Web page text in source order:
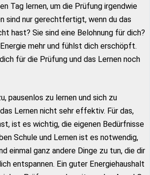
Tag lernen, um die Prüfung irgendwie
sind nur gerechtfertigt, wenn du das
hast? Sie sind eine Belohnung für dich?
mehr und fühlst dich erschöpft.
für die Prüfung und das Lernen noch
pausenlos zu lernen und sich zu
Lernen nicht sehr effektiv. Für das,
ist es wichtig, die eigenen Bedürfnisse
Schule und Lernen ist es notwendig,
einmal ganz andere Dinge zu tun, die dir
entspannen. Ein guter Energiehaushalt